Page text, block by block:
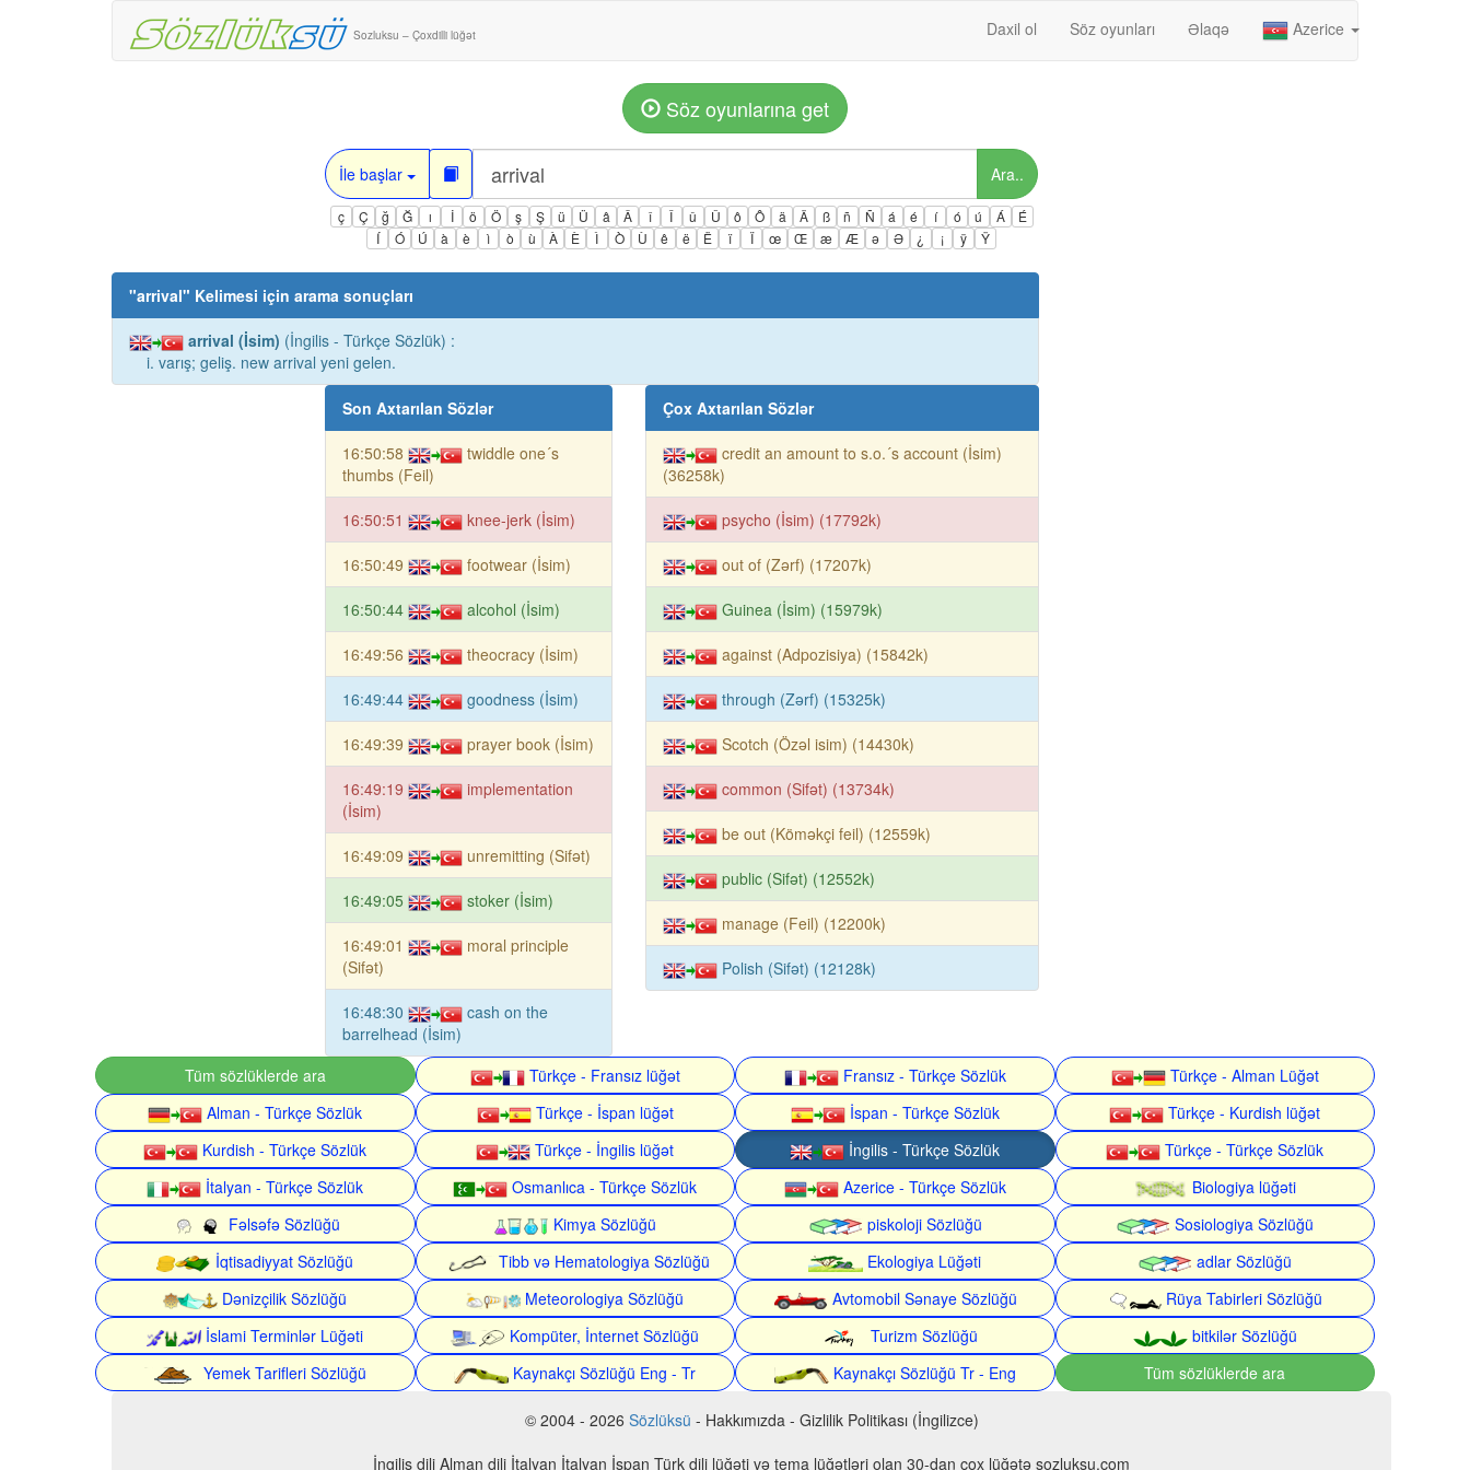
Sozluksu – Çoxdilli lüğət Daxil ol Söz oyunları Əlaqə Azerice
Söz oyunlarına get
İle başlar Ara..
ç Ç ğ Ğ ı İ ö Ö ş Ş ü Ü â Â î Î û Û ô Ô ä Ä ß ñ Ñ á é í ó ú Á
É
Í
Ó Ú à è ì ò ù À È Ì Ò Ù ê ë Ë ï Ï œ Œ æ Æ ə Ə ¿ ¡ ÿ Ÿ
"arrival" Kelimesi için arama sonuçları
arrival (İsim) (İngilis - Türkçe Sözlük) :
i. varış; geliş. new arrival yeni gelen.
Son Axtarılan Sözlər
16:50:58
twiddle one´s
thumbs (Feil)
16:50:51 knee-jerk (İsim)
16:50:49 footwear (İsim)
16:50:44 alcohol (İsim)
16:49:56 theocracy (İsim)
16:49:44 goodness (İsim)
16:49:39 prayer book (İsim)
16:49:19
implementation
(İsim)
16:49:09 unremitting (Sifət)
16:49:05 stoker (İsim)
16:49:01
moral principle
(Sifət)
16:48:30
cash on the
barrelhead (İsim)
Çox Axtarılan Sözlər
credit an amount to s.o.´s account (İsim)
(36258k)
psycho (İsim) (17792k)
out of (Zərf) (17207k)
Guinea (İsim) (15979k)
against (Adpozisiya) (15842k)
through (Zərf) (15325k)
Scotch (Özəl isim) (14430k)
common (Sifət) (13734k)
be out (Köməkçi feil) (12559k)
public (Sifət) (12552k)
manage (Feil) (12200k)
Polish (Sifət) (12128k)
Tüm sözlüklerde ara Türkçe - Fransız lüğət Fransız - Türkçe Sözlük
Türkçe - Alman Lüğət
Alman - Türkçe Sözlük
Türkçe - İspan lüğət İspan - Türkçe Sözlük
Türkçe - Kurdish lüğət
Kurdish - Türkçe Sözlük
Türkçe - İngilis lüğət İngilis - Türkçe Sözlük
Türkçe - Türkçe Sözlük
İtalyan - Türkçe Sözlük
Osmanlıca - Türkçe Sözlük Azerice - Türkçe Sözlük
Biologiya lüğəti
Fəlsəfə Sözlüğü
Kimya Sözlüğü piskoloji Sözlüğü
Sosiologiya Sözlüğü
İqtisadiyyat Sözlüğü
Tibb və Hematologiya Sözlüğü Ekologiya Lüğəti
adlar Sözlüğü
Dənizçilik Sözlüğü
Meteorologiya Sözlüğü Avtomobil Sənaye Sözlüğü
Rüya Tabirleri Sözlüğü
İslami Terminlər Lüğəti
Kompüter, İnternet Sözlüğü Turizm Sözlüğü
bitkilər Sözlüğü
Yemek Tarifleri Sözlüğü
Kaynakçı Sözlüğü Eng - Tr Kaynakçı Sözlüğü Tr - Eng Tüm sözlüklerde ara
© 2004 - 2026 Sözlüksü - Hakkımızda - Gizlilik Politikası (İngilizce)
İngilis dili Alman dili İtalyan İtalyan İspan Türk dili lüğəti və tema lüğətləri olan 30-dan çox lüğətə sozluksu.com